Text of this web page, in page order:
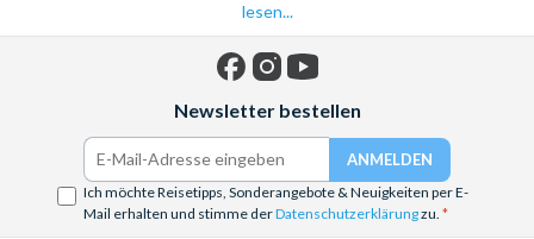
lesen...
Newsletter bestellen
Ich möchte Reisetipps, Sonderangebote & Neuigkeiten per E-
Mail erhalten und stimme derDatenschutzerklärungzu.